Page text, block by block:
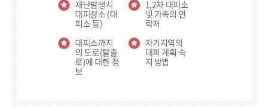
재난발생시
대피장소 (대
피소 등)
1,2차 대피소
및 가족의 연
락처
대피소까지
의 도로(탈출
로)에 대한 정
보
자기지역의
대피 계획 숙
지 방법